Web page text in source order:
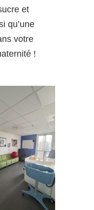
et
qu’une
votre
!